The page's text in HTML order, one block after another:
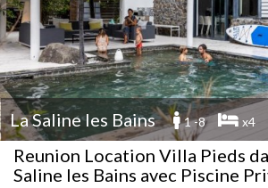
La Saline les Bains 1 -8 x4
Reunion Location Villa Pieds
Saline les Bains avec Piscine